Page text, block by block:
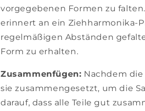
vorgegebenen Formen zu
erinnert an ein Ziehharmonika-
regelmäßigen Abständen
Form zu erhalten.
Zusammenfügen: Nachdem
sie zusammengesetzt, um die
darauf, dass alle Teile gut